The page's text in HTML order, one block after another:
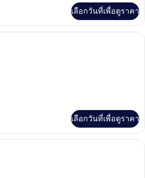
เลือกวันที่เพื่อดูราคา
เครื่องนอนระดับพรีเมียม, มินิบาร์, ตู้นิ
เลือกวันที่เพื่อดูราคา
เครื่องนอนระดับพรีเมียม, มินิบาร์, ตู้นิ